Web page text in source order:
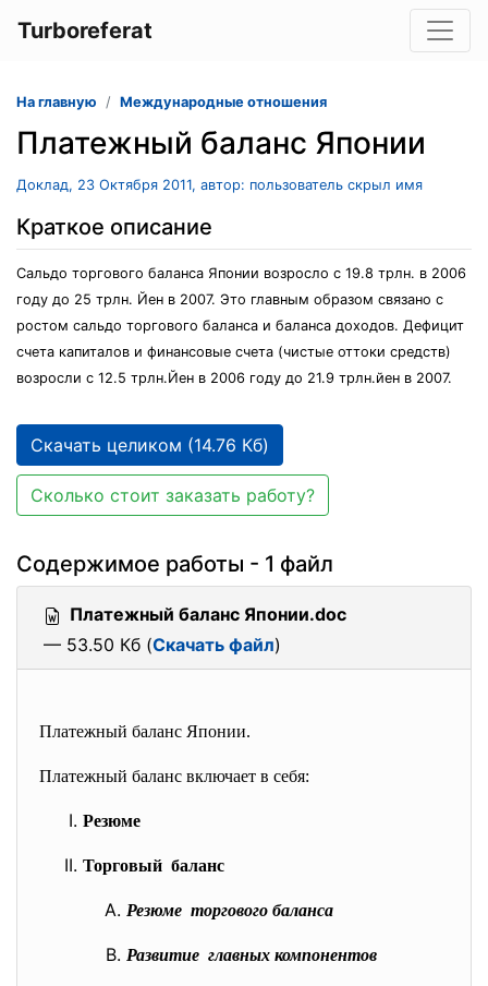
Turboreferat
На главную Международные отношения
Платежный баланс Японии
Доклад, 23 Октября 2011, автор: пользователь скрыл имя
Краткое описание
Сальдо торгового баланса Японии возросло с 19.8 трлн. в 2006
году до 25 трлн. Йен в 2007. Это главным образом связано с
ростом сальдо торгового баланса и баланса доходов. Дефицит
счета капиталов и финансовые счета (чистые оттоки средств)
возросли с 12.5 трлн.Йен в 2006 году до 21.9 трлн.йен в 2007.
Скачать целиком (14.76 Кб)
Сколько стоит заказать работу?
Содержимое работы - 1 файл
Платежный баланс Японии.doc
— 53.50 Кб (Скачать файл)
Платежный баланс Японии.
Платежный баланс включает в себя:
Резюме
Торговый баланс
Резюме торгового баланса
Развитие главных компонентов